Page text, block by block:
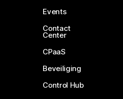
Events
Contact
Center
CPaaS
Beveiliging
Control Hub